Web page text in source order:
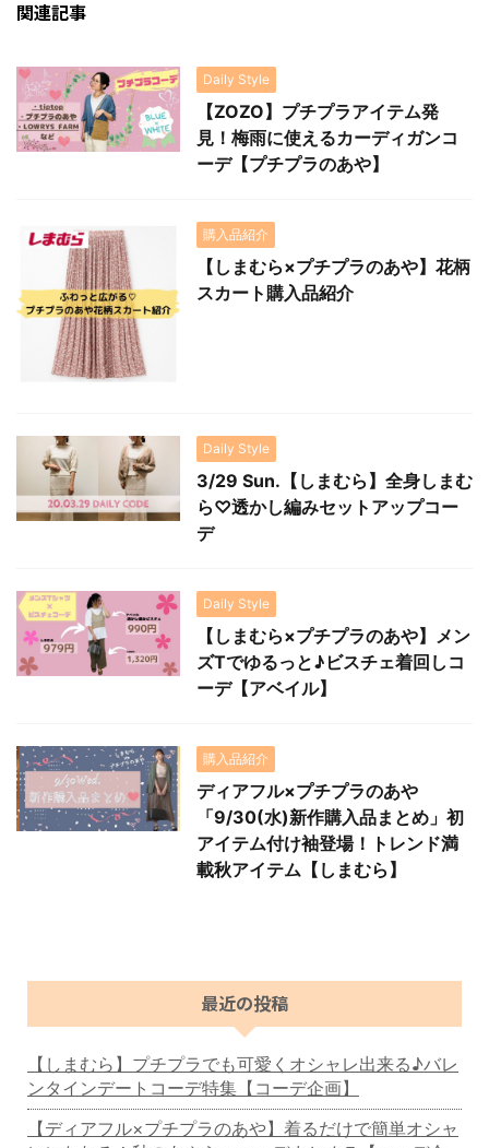
関連記事
Daily Style
【ZOZO】プチプラアイテム発
見！梅雨に使えるカーディガンコ
ーデ【プチプラのあや】
購入品紹介
【しまむら×プチプラのあや】花柄
スカート購入品紹介
Daily Style
3/29 Sun.【しまむら】全身しまむ
ら♡透かし編みセットアップコー
デ
Daily Style
【しまむら×プチプラのあや】メン
ズTでゆるっと♪ビスチェ着回しコ
ーデ【アベイル】
購入品紹介
ディアフル×プチプラのあや
「9/30(水)新作購入品まとめ」初
アイテム付け袖登場！トレンド満
載秋アイテム【しまむら】
最近の投稿
【しまむら】プチプラでも可愛くオシャレ出来る♪バレ
ンタインデートコーデ特集【コーデ企画】
【ディアフル×プチプラのあや】着るだけで簡単オシャ